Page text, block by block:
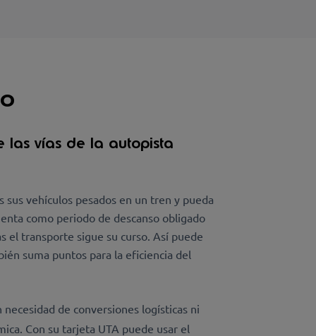
las vías de la autopista
vehículos pesados en un tren y pueda
como periodo de descanso obligado
el transporte sigue su curso. Así puede
suma puntos para la eficiencia del
de conversiones logísticas ni
Con su tarjeta UTA puede usar el